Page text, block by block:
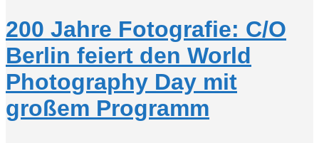
200 Jahre Fotografie: C/O
Berlin feiert den World
Photography Day mit
großem Programm